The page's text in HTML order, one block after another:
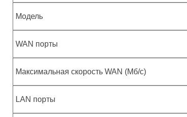
Модель
WAN порты
Максимальная скорость WAN (Мб/с)
LAN порты